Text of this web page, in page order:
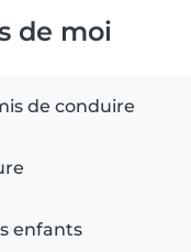
de moi
de conduire
enfants